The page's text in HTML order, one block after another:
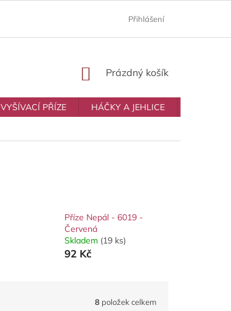
Prodávané značky
Přihlášení
NÁKUPNÍ
Prázdný košík
VYŠÍVACÍ PŘÍZE HÁČKY A JEHLICE
Příze Nepál - 6019 -
Červená
Skladem (19 ks)
92 Kč
8 položek celkem